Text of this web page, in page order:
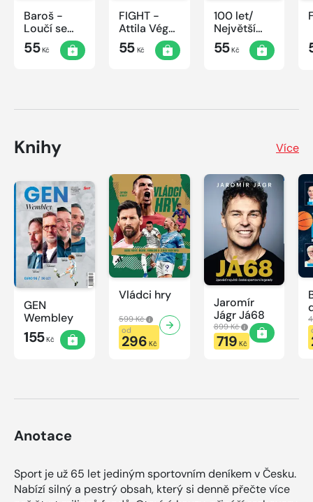
Baroš -
Loučí se
dravec
55Kč
FIGHT -
Attila Végh
vs. Karlos
Vémola
55Kč
100 let/
Největší
okamžiky
českého
55Kč
Knihy Více
GEN
Wembley
155Kč
Vládci hry
599 Kč
od
296 Kč
Jaromír
Jágr Já68
899 Kč
719 Kč
Anotace
Sport je už 65 let jediným sportovním deníkem v Česku.
Nabízí silný a pestrý obsah, který si denně přečte více